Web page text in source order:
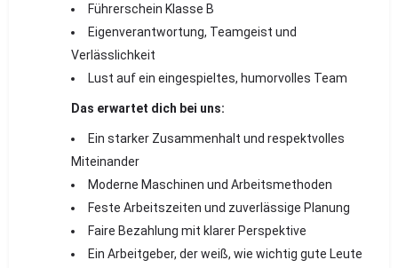
Führerschein Klasse B
Eigenverantwortung, Teamgeist und
Verlässlichkeit
Lust auf ein eingespieltes, humorvolles Team
Das erwartet dich bei uns:
Ein starker Zusammenhalt und respektvolles
Miteinander
Moderne Maschinen und Arbeitsmethoden
Feste Arbeitszeiten und zuverlässige Planung
Faire Bezahlung mit klarer Perspektive
Ein Arbeitgeber, der weiß, wie wichtig gute Leute